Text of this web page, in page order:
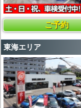
ご予約
東海エリア